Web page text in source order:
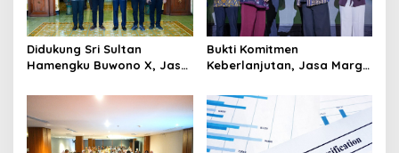
o
s
Didukung Sri Sultan
Hamengku Buwono X, Jasa
Pengembangan Akses
Bokoharjo Tol Jogja-Solo
untuk Dukung Konektivitas
DIY
Bukti Komitmen
Keberlanjutan, Jasa Marga
6th TJSL & CSR Award 2026